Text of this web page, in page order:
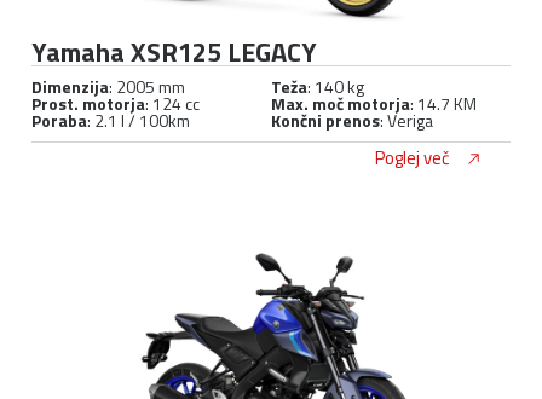
Yamaha XSR125 LEGACY
Dimenzija: 2005 mm Teža: 140 kg
Prost. motorja: 124 cc Max. moč motorja: 14.7 KM
Poraba: 2.1 l / 100km Končni prenos: Veriga
Poglej več